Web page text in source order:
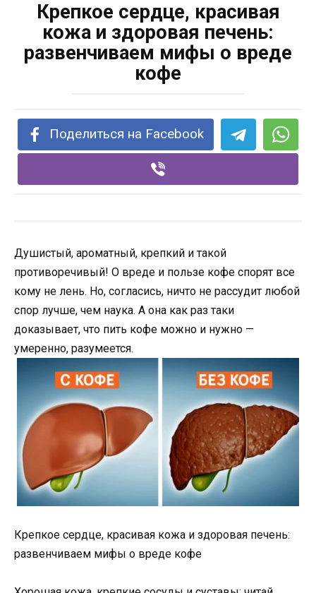
Крепкое сердце, красивая
кожа и здоровая печень:
развенчиваем мифы о вреде
кофе
Поделиться на Facebook
Душистый, ароматный, крепкий и такой
противоречивый! О вреде и пользе кофе спорят все
кому не лень. Но, согласись, ничто не рассудит любой
спор лучше, чем наука. А она как раз таки
доказывает, что пить кофе можно и нужно —
умеренно, разумеется.
Крепкое сердце, красивая кожа и здоровая печень:
развенчиваем мифы о вреде кофе